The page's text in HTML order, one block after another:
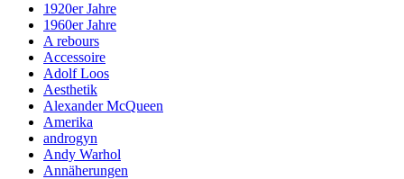
1920er Jahre
1960er Jahre
A rebours
Accessoire
Adolf Loos
Aesthetik
Alexander McQueen
Amerika
androgyn
Andy Warhol
Annäherungen